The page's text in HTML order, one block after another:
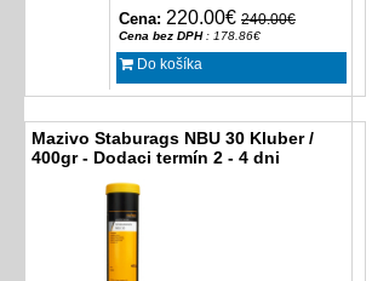
Cena: 220.00€ 240.00€
Cena bez DPH: 178.86€
Do košíka
Mazivo Staburags NBU 30 Kluber /
400gr - Dodaci termín 2 - 4 dni